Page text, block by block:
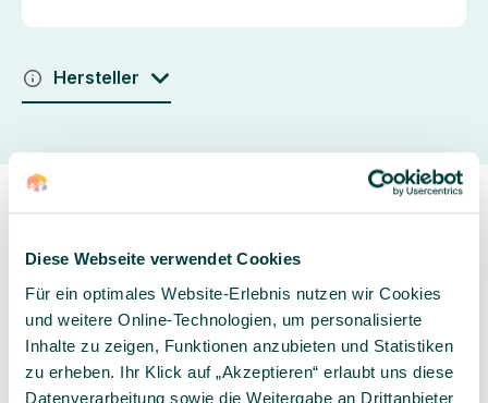
Diese Webseite verwendet Cookies
Für ein optimales Website-Erlebnis nutzen wir Cookies
und weitere Online-Technologien, um personalisierte
Inhalte zu zeigen, Funktionen anzubieten und Statistiken
zu erheben. Ihr Klick auf „Akzeptieren“ erlaubt uns diese
Datenverarbeitung sowie die Weitergabe an Drittanbieter
Hersteller
Sorgfältig ausgewähltes
Produktsortiment
Kompetente und
individuelle Beratung